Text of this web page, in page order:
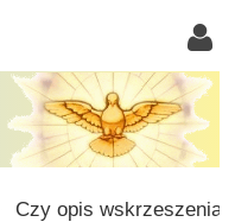
Czy opis wskrzeszenia